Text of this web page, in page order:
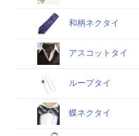
和柄ネクタイ
アスコットタイ
ループタイ
蝶ネクタイ